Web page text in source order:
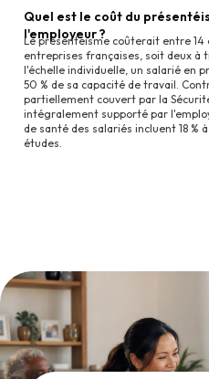
Quel est le coût du
l'employeur ?
Le présentéisme coûterait entre 14
entreprises françaises, soit deux à
l'échelle individuelle, un salarié en
50 % de sa capacité de travail.
partiellement couvert par la
intégralement supporté par
de santé des salariés incluent 18 %
études.